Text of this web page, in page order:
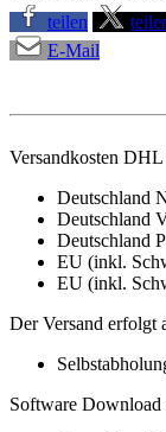
teilen
E-Mail
Versandkosten
Deutschland
Deutschland
Deutschland
EU (inkl.
EU (inkl.
Der Versand erfolgt
Software